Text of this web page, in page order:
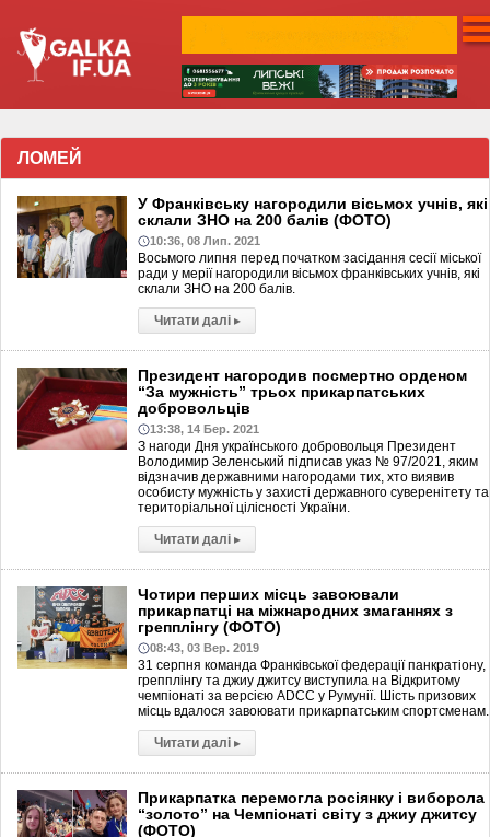
ЛОМЕЙ
У Франківську нагородили вісьмох учнів, які
склали ЗНО на 200 балів (ФОТО)
10:36, 08 Лип. 2021
Восьмого липня перед початком засідання сесії міської
ради у мерії нагородили вісьмох франківських учнів, які
склали ЗНО на 200 балів.
Читати далі ▸
Президент нагородив посмертно орденом
“За мужність” трьох прикарпатських
добровольців
13:38, 14 Бер. 2021
З нагоди Дня українського добровольця Президент
Володимир Зеленський підписав указ № 97/2021, яким
відзначив державними нагородами тих, хто виявив
особисту мужність у захисті державного суверенітету та
територіальної цілісності України.
Читати далі ▸
Чотири перших місць завоювали
прикарпатці на міжнародних змаганнях з
грепплінгу (ФОТО)
08:43, 03 Вер. 2019
31 серпня команда Франківської федерації панкратіону,
грепплінгу та джиу джитсу виступила на Відкритому
чемпіонаті за версією ADCC у Румунії. Шість призових
місць вдалося завоювати прикарпатським спортсменам.
Читати далі ▸
Прикарпатка перемогла росіянку і виборола
“золото” на Чемпіонаті світу з джиу джитсу
(ФОТО)